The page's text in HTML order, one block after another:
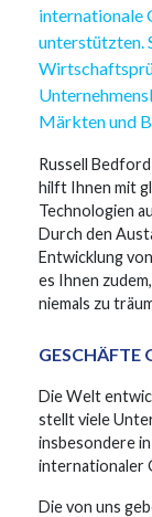
internationale
unterstützten.
Märkten und
Russell
hilft Ihnen mit
Technologien
Durch den
Entwicklung
es Ihnen
niemals zu
GESCHÄFTE
Die Welt
stellt viele
insbesondere
internationaler
Die von uns